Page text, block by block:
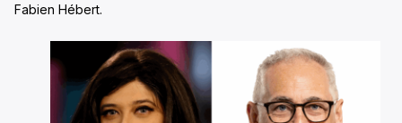
Fabien Hébert.